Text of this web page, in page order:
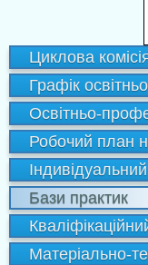
Циклова
Графік
Освітньо-
Робочий план
Бази практик
Матеріально-